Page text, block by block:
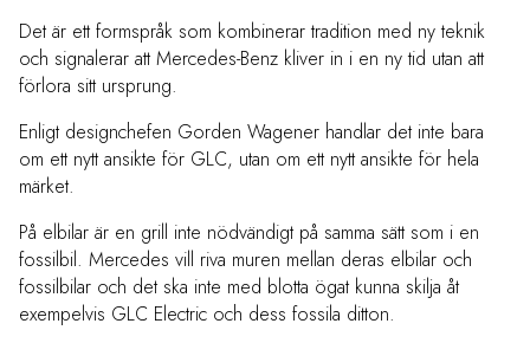
Det är ett formspråk som kombinerar tradition med ny teknik
och signalerar att Mercedes-Benz kliver in i en ny tid utan att
förlora sitt ursprung.
Enligt designchefen Gorden Wagener handlar det inte bara
om ett nytt ansikte för GLC, utan om ett nytt ansikte för hela
märket.
På elbilar är en grill inte nödvändigt på samma sätt som i en
fossilbil. Mercedes vill riva muren mellan deras elbilar och
fossilbilar och det ska inte med blotta ögat kunna skilja åt
exempelvis GLC Electric och dess fossila ditton.